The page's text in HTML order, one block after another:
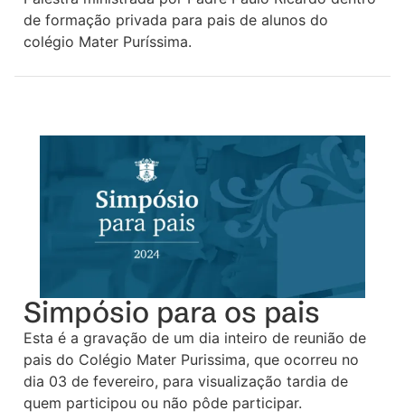
de formação privada para pais de alunos do
colégio Mater Puríssima.
Simpósio para os pais
Esta é a gravação de um dia inteiro de reunião de
pais do Colégio Mater Purissima, que ocorreu no
dia 03 de fevereiro, para visualização tardia de
quem participou ou não pôde participar.